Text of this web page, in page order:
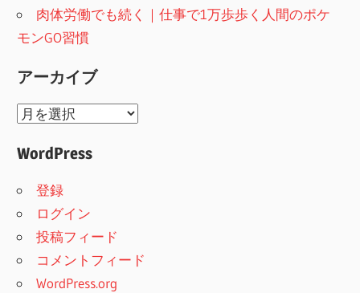
肉体労働でも続く｜仕事で1万歩歩く人間のポケ
モンGO習慣
アーカイブ
ア
カ
WordPress
登録
ログイン
投稿フィード
コメントフィード
WordPress.org